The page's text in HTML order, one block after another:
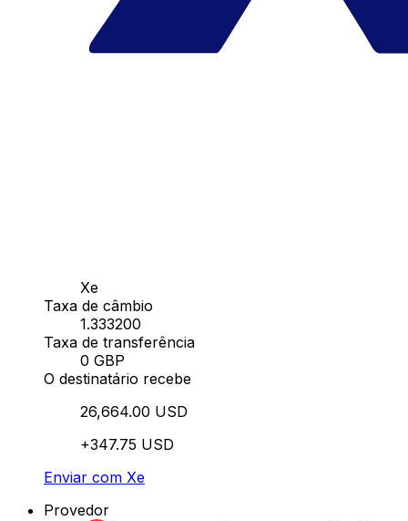
Xe
Taxa de câmbio
1.333200
Taxa de transferência
0 GBP
O destinatário recebe
26,664.00 USD
+347.75 USD
Enviar com Xe
Provedor